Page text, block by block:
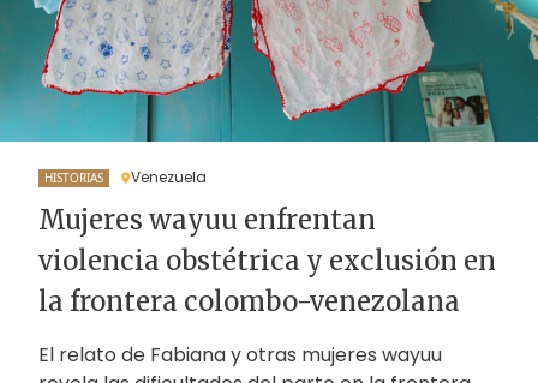
HISTORIAS Venezuela
Mujeres wayuu enfrentan
violencia obstétrica y exclusión en
la frontera colombo-venezolana
El relato de Fabiana y otras mujeres wayuu